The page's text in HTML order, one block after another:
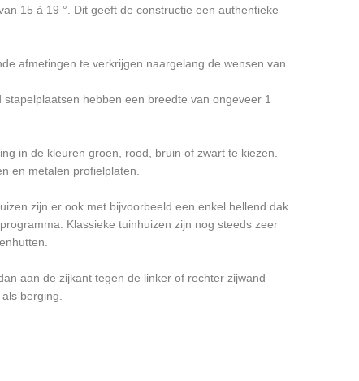
15 à 19 °. Dit geeft de constructie een authentieke
afmetingen te verkrijgen naargelang de wensen van
hebben een breedte van ongeveer 1
in de kleuren groen, rood, bruin of zwart te kiezen.
en metalen profielplaten.
zijn er ook met bijvoorbeeld een enkel hellend dak.
Klassieke tuinhuizen zijn nog steeds zeer
aan de zijkant tegen de linker of rechter zijwand
berging.